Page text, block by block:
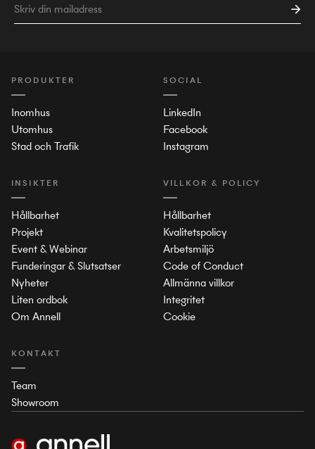
PRODUKTER
Inomhus
Utomhus
Stad och Trafik
INSIKTER
Hållbarhet
Projekt
Event & Webinar
Funderingar & Slutsatser
Nyheter
Liten ordbok
Om Annell
KONTAKT
Team
Showroom
SOCIAL
LinkedIn
Facebook
Instagram
VILLKOR & POLICY
Hållbarhet
Kvalitetspolicy
Arbetsmiljö
Code of Conduct
Allmänna villkor
Integritet
Cookie